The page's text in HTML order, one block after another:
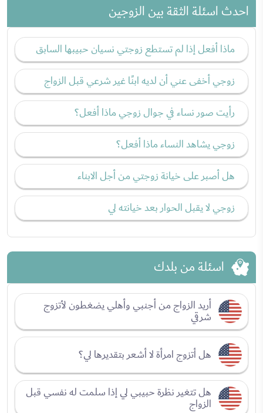
احدث اسئلة الثقة بين الزوجين
ماذا أفعل إذا لم تستطع زوجتي نسيان حبيبها السابق
زوجي أخفى عني أن لديه ابنًا غير شرعي قبل الزواج
رأيت صور نساء في جوال زوجي ماذا أفعل؟
زوجي يشاهد النساء ماذا أفعل؟
هل أصبر على خيانة زوجتي من أجل الابناء
زوجي لا يقبل الحوار بعد خيانته لي
اسئلة من بلدك
أريد الزواج من أجنبي وأهلي يضغطون لأتزوج
شرقي
هل أتزوج امرأة لا أشعر بتقديرها لي؟
هل تتغير نظرة حبيبي لي إذا سلمت له نفسي قبل
الزواج